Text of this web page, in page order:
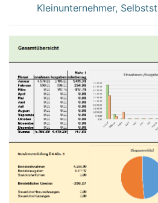
Kleinunternehmer,